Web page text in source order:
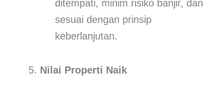
ditempati, minim risiko banjir, dan
sesuai dengan prinsip
keberlanjutan.
Nilai Properti Naik